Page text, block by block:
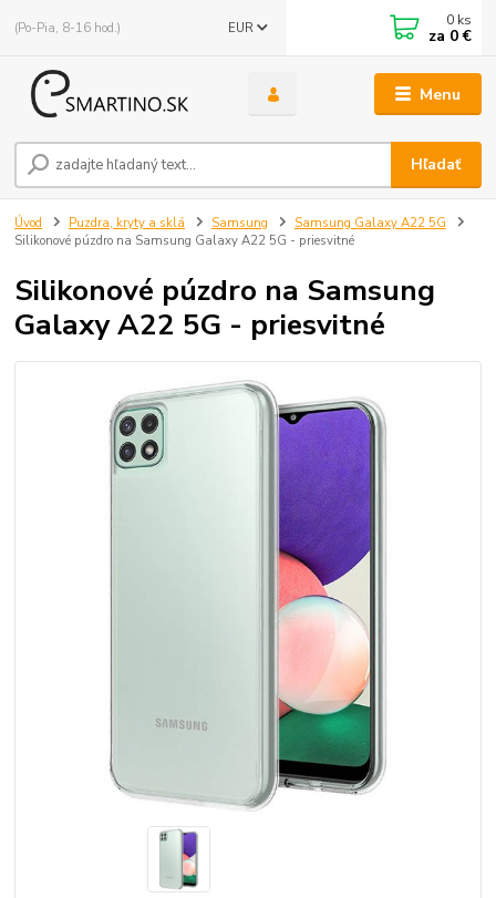
Menu
EUR
Hľadať
(Po-Pia, 8-16 hod.) 0 ks
za 0 €
Úvod Puzdra, kryty a sklá Samsung
Samsung Galaxy A22 5G
Silikonové púzdro na Samsung Galaxy A22 5G - priesvitné
Silikonové púzdro na Samsung
Galaxy A22 5G - priesvitné